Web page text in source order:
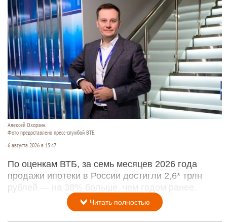
Алексей Охорзин.
Фото предоставлено пресс-службой ВТБ.
6 августа 2026 в 15:47
По оценкам ВТБ, за семь месяцев 2026 года
продажи ипотеки в России достигли 2,6* трлн
рублей — на 38% больше, чем годом ранее.
Читать полностью